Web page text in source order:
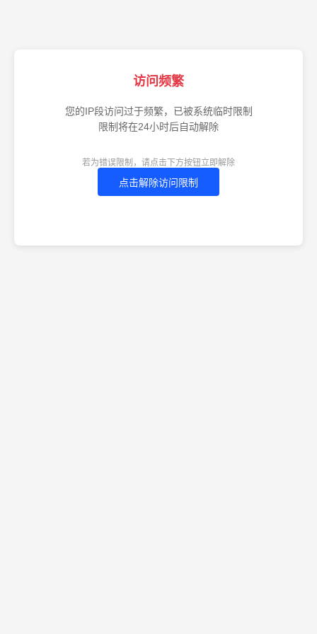
访问频繁
您的IP段访问过于频繁，已被系统临时限制
限制将在24小时后自动解除
若为错误限制，请点击下方按钮立即解除
点击解除访问限制